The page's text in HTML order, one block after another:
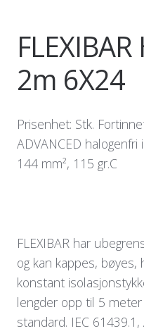
2m 6X24
Prisenhet: Stk.
ADVANCED
144 mm², 115 gr.C
FLEXIBAR har
og kan kappes,
konstant
lengder opp til 5
standard. IEC